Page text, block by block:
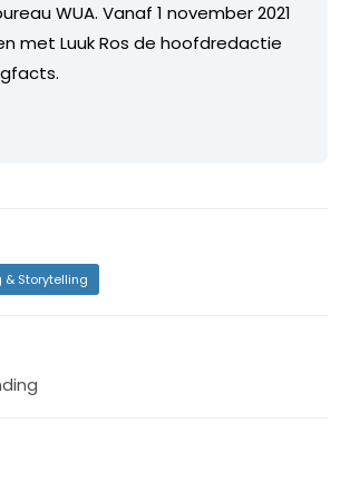
WUA. Vanaf 1 november 2021
met Luuk Ros de hoofdredactie
Storytelling